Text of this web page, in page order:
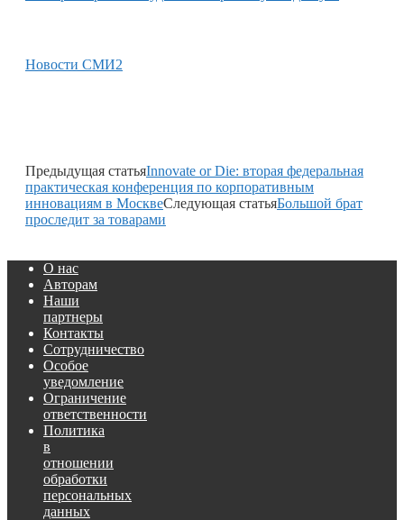
Новости СМИ2
Предыдущая статьяInnovate or Die: вторая федеральная
практическая конференция по корпоративным
инновациям в МосквеСледующая статьяБольшой брат
проследит за товарами
О нас
Авторам
Наши
партнеры
Контакты
Сотрудничество
Особое
уведомление
Ограничение
ответственности
Политика
в
отношении
обработки
персональных
данных